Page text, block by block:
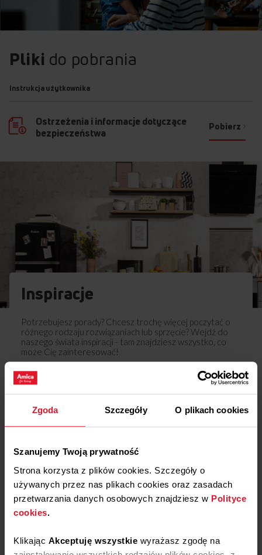
Zgoda Szczegóły O plikach cookies
Szanujemy Twoją prywatność
Strona korzysta z plików cookies. Szczegóły o
używanych przez nas plikach cookies oraz zasadach
przetwarzania danych osobowych znajdziesz w Polityce
cookies.
Klikając Akceptuję wszystkie wyrażasz zgodę na
Pliki do pobrania
Instrukcja użytkownika
Ostrzeżenia i informacje dotyczące
bezpieczeństwa
Pobierz
Inspiracje
Potrzebujesz porady? Chcesz trochę więcej poczytać o
różnego rodzaju rozwiązaniach lub sprzęcie? Wejdź do
naszego świata inspiracji - tam znajdziesz wszystko, co
może Cię zainteresować!
Opinie
Podziel się
Szuflada środkowa
zamrażarki APR1027
Dodaj opinię
Produkt nie posiada recenzji